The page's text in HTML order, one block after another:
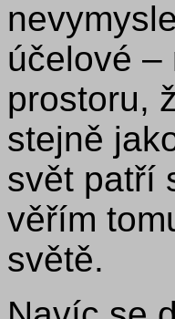
účelové –
prostoru,
stejně
svět patří
věřím
světě.